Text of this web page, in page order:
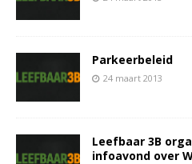
Parkeerbeleid
24 maart 2013
Leefbaar 3B
infoavond over